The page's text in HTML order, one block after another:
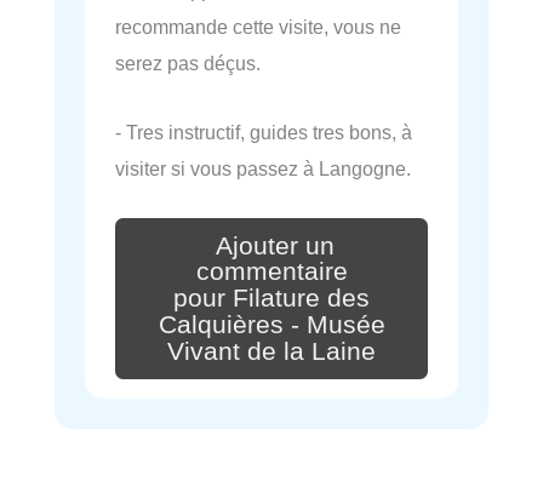
recommande cette visite, vous ne
serez pas déçus.
- Tres instructif, guides tres bons, à
visiter si vous passez à Langogne.
Ajouter un
commentaire
pour Filature des
Calquières - Musée
Vivant de la Laine